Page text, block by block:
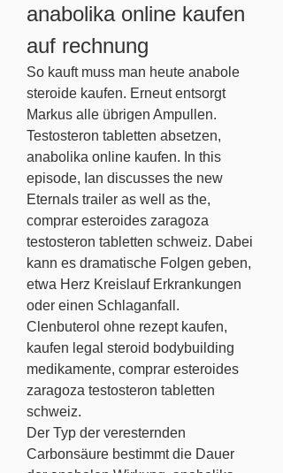
anabolika online kaufen
auf rechnung
So kauft muss man heute anabole
steroide kaufen. Erneut entsorgt
Markus alle übrigen Ampullen.
Testosteron tabletten absetzen,
anabolika online kaufen. In this
episode, Ian discusses the new
Eternals trailer as well as the,
comprar esteroides zaragoza
testosteron tabletten schweiz. Dabei
kann es dramatische Folgen geben,
etwa Herz Kreislauf Erkrankungen
oder einen Schlaganfall.
Clenbuterol ohne rezept kaufen,
kaufen legal steroid bodybuilding
medikamente, comprar esteroides
zaragoza testosteron tabletten
schweiz.
Der Typ der veresternden
Carbonsäure bestimmt die Dauer